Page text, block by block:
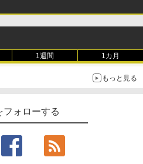
1週間 1カ月
もっと見る
フォローする